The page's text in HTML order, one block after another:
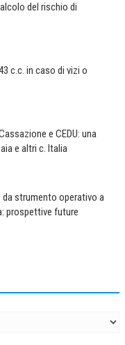
del rischio di
c.c. in caso di vizi o
e CEDU: una
e altri c. Italia
da strumento operativo a
prospettive future